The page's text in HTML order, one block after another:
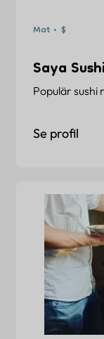
Mat • $
Saya Sushi
Populär sushi
Se profil